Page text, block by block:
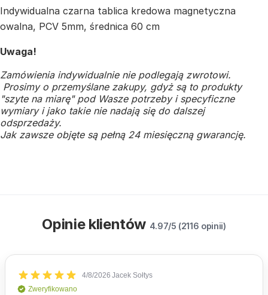
Indywidualna czarna tablica kredowa magnetyczna
owalna, PCV 5mm, średnica 60 cm
Uwaga!
Zamówienia indywidualnie nie podlegają zwrotowi.
Prosimy o przemyślane zakupy, gdyż są to produkty
"szyte na miarę" pod Wasze potrzeby i specyficzne
wymiary i jako takie nie nadają się do dalszej
odsprzedaży.
Jak zawsze objęte są pełną 24 miesięczną gwarancję.
Opinie klientów 4.97/5 (2116 opinii)